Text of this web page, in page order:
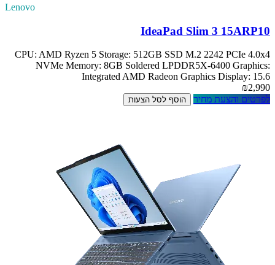
Lenovo
IdeaPad Slim 3 15ARP10
CPU: AMD Ryzen 5 Storage: 512GB SSD M.2 2242 PCIe 4.0x4
NVMe Memory: 8GB Soldered LPDDR5X-6400 Graphics:
Integrated AMD Radeon Graphics Display: 15.6
₪2,990
לפרטים והצעת מחיר
הוסף לסל הצעות